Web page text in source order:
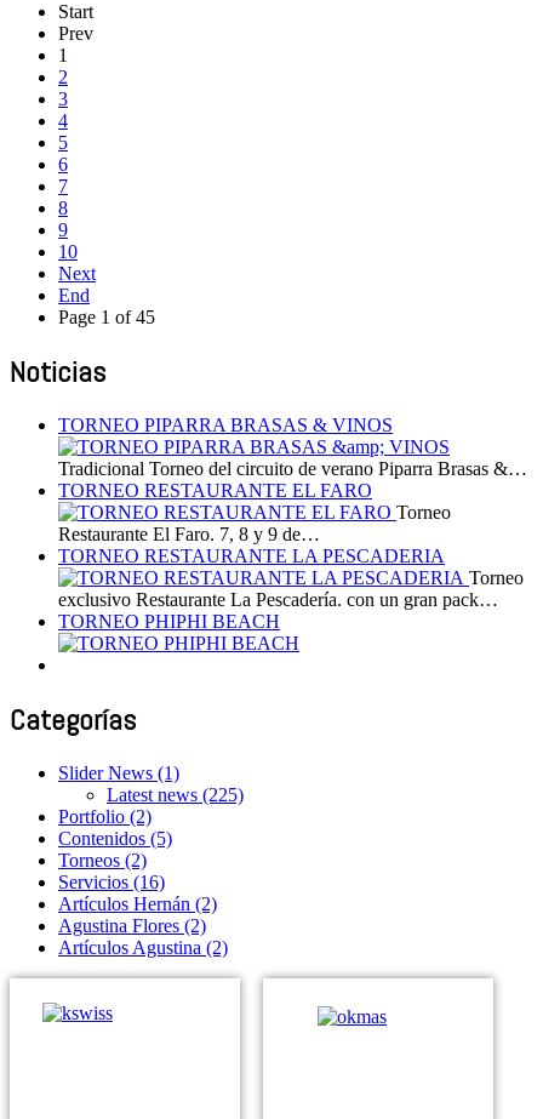
Start
Prev
1
2
3
4
5
6
7
8
9
10
Next
End
Page 1 of 45
Noticias
TORNEO PIPARRA BRASAS & VINOS
Tradicional Torneo del circuito de verano Piparra Brasas &…
TORNEO RESTAURANTE EL FARO
Torneo
Restaurante El Faro. 7, 8 y 9 de…
TORNEO RESTAURANTE LA PESCADERIA
Torneo
exclusivo Restaurante La Pescadería. con un gran pack…
TORNEO PHIPHI BEACH
Categorías
Slider News (1)
Latest news (225)
Portfolio (2)
Contenidos (5)
Torneos (2)
Servicios (16)
Artículos Hernán (2)
Agustina Flores (2)
Artículos Agustina (2)